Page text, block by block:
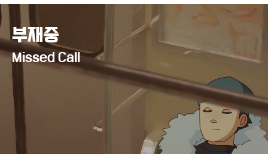
부재중
Missed Call